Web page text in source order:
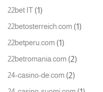
22bet IT (1)
22betosterreich.com (1)
22betperu.com (1)
22betromania.com (2)
24-casino-de.com (2)